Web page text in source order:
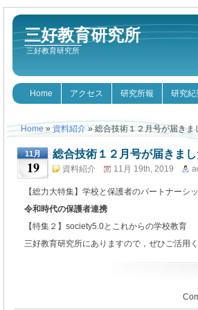
三好教育研究所
三好教育研究所
Home アクセス 研究所報 研究紀
Home»資料紹介» 総合技術１２月号が届きま
11月
19
総合技術１２月号が届きまし
資料紹介 11月 19th, 2019
【総力大特集】学校と保護者のパートナーシ
令和時代の保護者連携
【特集２】society5.0とこれからの学校教育
三好教育研究所にありますので，ぜひご活用